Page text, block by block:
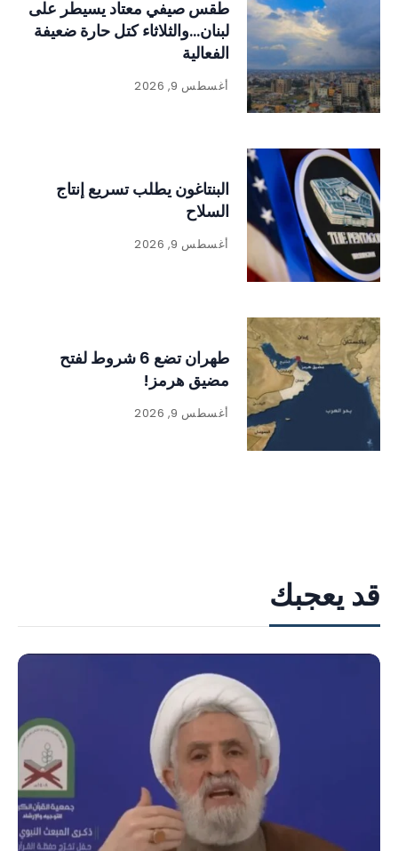
طقس صيفي معتاد يسيطر على
لبنان…والثلاثاء كتل حارة ضعيفة
الفعالية
أغسطس 9, 2026
البنتاغون يطلب تسريع إنتاج
السلاح
أغسطس 9, 2026
طهران تضع 6 شروط لفتح
مضيق هرمز!
أغسطس 9, 2026
قد يعجبك